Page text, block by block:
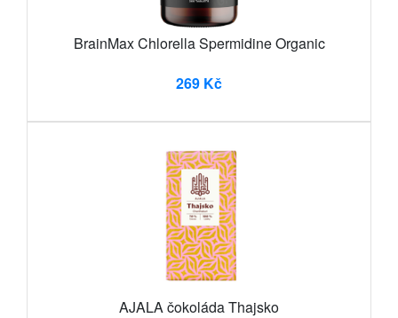
BrainMax Chlorella Spermidine Organic
269 Kč
AJALA čokoláda Thajsko